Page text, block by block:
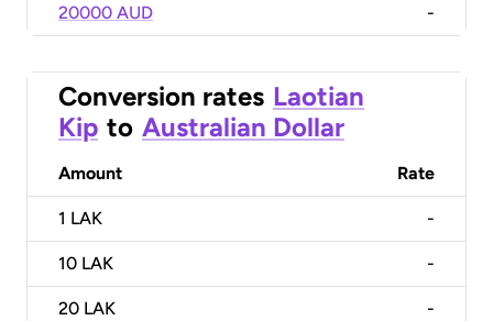
20000 AUD -
Conversion rates Laotian
Kip to Australian Dollar
Amount Rate
1 LAK -
10 LAK -
20 LAK -